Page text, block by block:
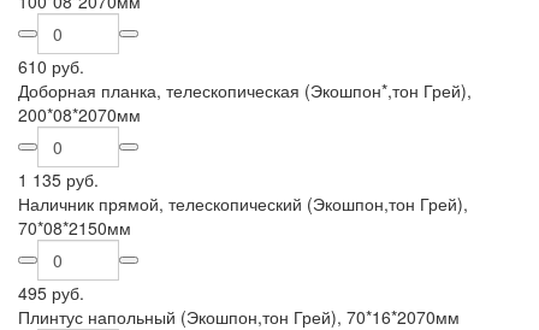
610 руб.
Доборная планка, телескопическая (Экошпон*,тон Грей),
200*08*2070мм
1 135 руб.
Наличник прямой, телескопический (Экошпон,тон Грей),
70*08*2150мм
495 руб.
Плинтус напольный (Экошпон,тон Грей), 70*16*2070мм